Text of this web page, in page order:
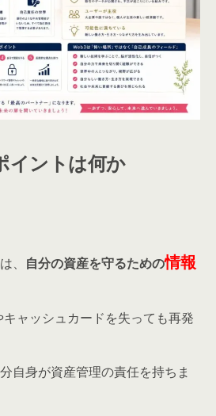
イントは何か
、 自分の資産を守るための情報
ャッシュカードを失っても再発
自身が資産管理の責任を持ちま